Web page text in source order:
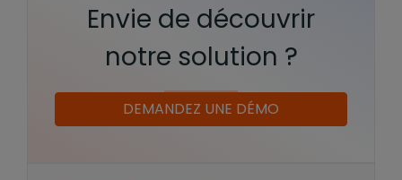
Envie de découvrir
notre solution ?
DEMANDEZ UNE DÉMO